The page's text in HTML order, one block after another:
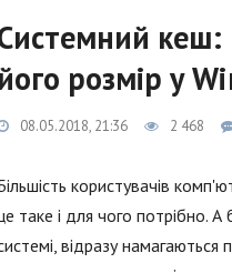
кеш:
його розмір у
08.05.2018, 21:36 2 468
користувачів
таке і для чого потрібно.
відразу намагаються